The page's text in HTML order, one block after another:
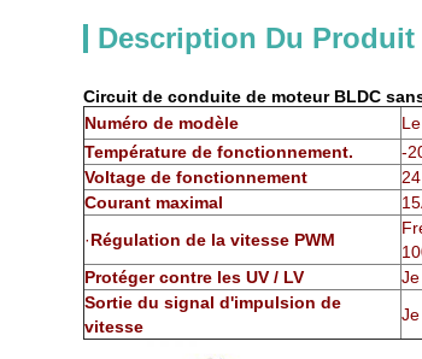
Description Du Produit
Circuit de conduite de moteur BLDC
Numéro de modèle
Température de fonctionnement.
-
Voltage de fonctionnement
Courant maximal
·Régulation de la vitesse PWM
Protéger contre les UV / LV
Je
Sortie du signal d'impulsion de
vitesse
Je